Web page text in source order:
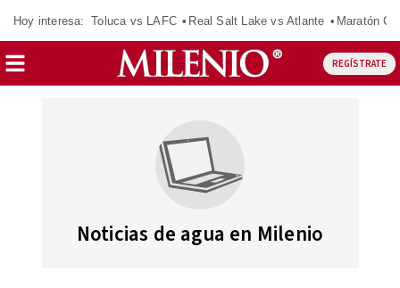
Hoy interesa: Toluca vs LAFC Real Salt Lake vs Atlante Maratón
REGÍSTRATE
Noticias de agua en Milenio